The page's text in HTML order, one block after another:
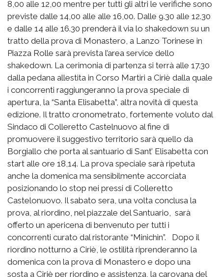
8,00 alle 12,00 mentre per tutti gli altri le verifiche sono
previste dalle 14,00 alle alle 16,00. Dalle 9.30 alle 12.30
e dalle 14 alle 16.30 prenderà il via lo shakedown su un
tratto della prova di Monastero, a Lanzo Torinese in
Piazza Rolle sarà prevista l’area service dello
shakedown. La cerimonia di partenza si terrà alle 17.30
dalla pedana allestita in Corso Martiri a Ciriè dalla quale
i concorrenti raggiungeranno la prova speciale di
apertura, la “Santa Elisabetta”, altra novità di questa
edizione. Il tratto cronometrato, fortemente voluto dal
Sindaco di Colleretto Castelnuovo al fine di
promuovere il suggestivo territorio sarà quello da
Borgiallo che porta al santuario di Sant’ Elisabetta con
start alle ore 18,14. La prova speciale sarà ripetuta
anche la domenica ma sensibilmente accorciata
posizionando lo stop nei pressi di Colleretto
Castelonuovo. Il sabato sera, una volta conclusa la
prova, al riordino, nel piazzale del Santuario, sarà
offerto un apericena di benvenuto per tutti i
concorrenti curato dal ristorante “Minichin”. Dopo il
riordino notturno a Ciriè, le ostilità riprenderanno la
domenica con la prova di Monastero e dopo una
sosta a Ciriè per riordino e assistenza, la carovana del